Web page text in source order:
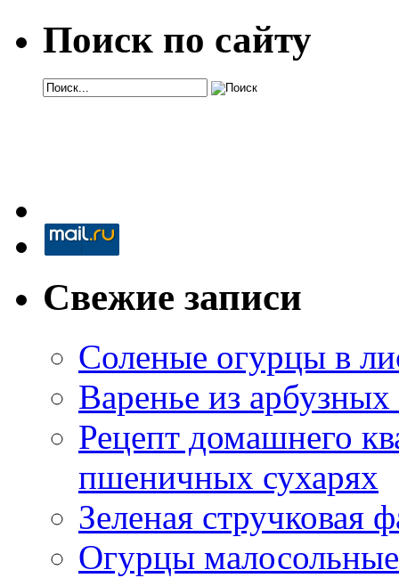
Поиск по сайту
Свежие записи
Соленые огурцы в
Варенье из
Рецепт домашнего
пшеничных сухарях
Зеленая стручковая
Огурцы